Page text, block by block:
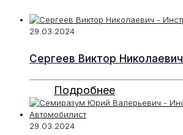
29.03.2024
Сергеев Виктор Николаевич
Подробнее
29.03.2024